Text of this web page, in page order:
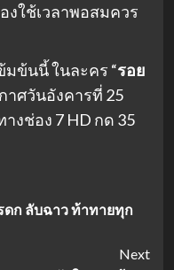
งใช้เวลาพอสมควร
ข้นนี้ ในละคร “รอย
าศวันอังคารที่ 25
างช่อง 7 HD กด 35
ดก ลับฉาว ท้าทายทุก
Next